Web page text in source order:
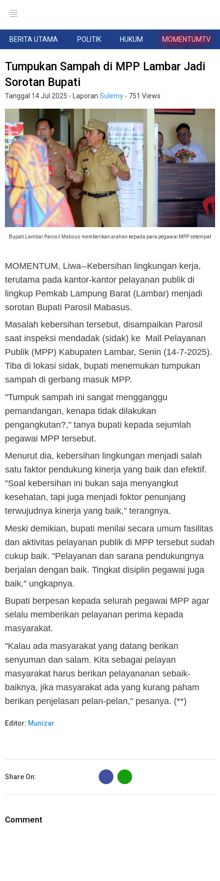
BERITA UTAMA POLITIK HUKUM MOMENTUMTV
Tumpukan Sampah di MPP Lambar Jadi
Sorotan Bupati
Tanggal 14 Jul 2025 - Laporan Sulemy - 751 Views
Bupati Lambar Parosil Mabsus memberikan arahan kepada para pegawai MPP setempat
MOMENTUM, Liwa--Kebersihan lingkungan kerja,
terutama pada kantor-kantor pelayanan publik di
lingkup Pemkab Lampung Barat (Lambar) menjadi
sorotan Bupati Parosil Mabasus.
Masalah kebersihan tersebut, disampaikan Parosil
saat inspeksi mendadak (sidak) ke Mall Pelayanan
Publik (MPP) Kabupaten Lambar, Senin (14-7-2025).
Tiba di lokasi sidak, bupati menemukan tumpukan
sampah di gerbang masuk MPP.
"Tumpuk sampah ini sangat mengganggu
pemandangan, kenapa tidak dilakukan
pengangkutan?," tanya bupati kepada sejumlah
pegawai MPP tersebut.
Menurut dia, kebersihan lingkungan menjadi salah
satu faktor pendukung kinerja yang baik dan efektif.
"Soal kebersihan ini bukan saja menyangkut
kesehatan, tapi juga menjadi foktor penunjang
terwujudnya kinerja yang baik," terangnya.
Meski demikian, bupati menilai secara umum fasilitas
dan aktivitas pelayanan publik di MPP tersebut sudah
cukup baik. "Pelayanan dan sarana pendukungnya
berjalan dengan baik. Tingkat disiplin pegawai juga
baik," ungkapnya.
Bupati berpesan kepada selurah pegawai MPP agar
selalu memberikan pelayanan perima kepada
masyarakat.
"Kalau ada masyarakat yang datang berikan
senyuman dan salam. Kita sebagai pelayan
masyarakat harus berikan pelayananan sebaik-
baiknya, jika masyarakat ada yang kurang paham
berikan penjelasan pelan-pelan," pesanya. (**)
Editor: Munizar
Share On:
B
Comment